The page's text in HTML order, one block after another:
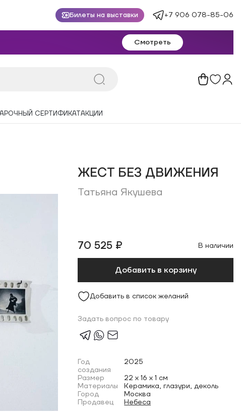
Билеты на выставки +7 906 078-85-06
Смотреть
СЕРТИФИКАТАКЦИИ
ЖЕСТ БЕЗ ДВИЖЕНИЯ
Татьяна Якушева
70 525 ₽ В наличии
Добавить в корзину
Добавить в список желаний
Задать вопрос по товару
Год
создания
2025
Размер
22 x 16 x 1 см
Материалы
Керамика, глазури, деколь
Город
Москва
Продавец
Небеса